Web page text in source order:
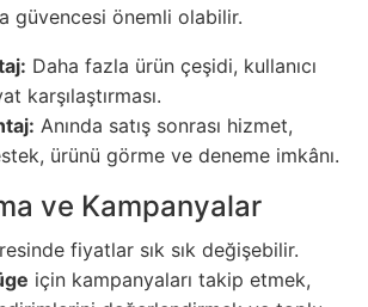
güvencesi önemli olabilir.
Daha fazla ürün çeşidi, kullanıcı
karşılaştırması.
Anında satış sonrası hizmet,
ürünü görme ve deneme imkânı.
ve Kampanyalar
fiyatlar sık sık değişebilir.
için kampanyaları takip etmek,